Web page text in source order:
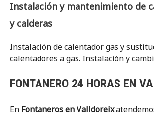
Instalación y mantenimiento de
y calderas
Instalación de calentador gas y
calentadores a gas. Instalación y
FONTANERO 24 HORAS EN
En Fontaneros en Valldoreix